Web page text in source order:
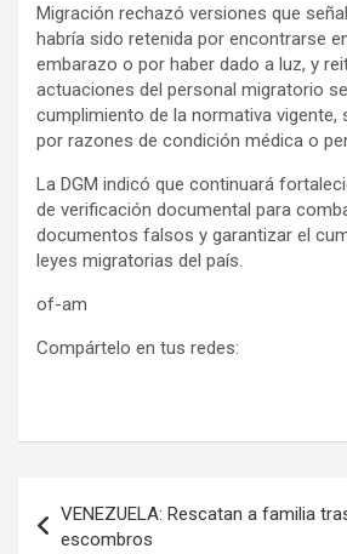
Migración rechazó versiones que
habría sido retenida por encontrarse
embarazo o por haber dado a luz, y
actuaciones del personal migratorio
cumplimiento de la normativa vigente,
por razones de condición médica o
La DGM indicó que continuará
de verificación documental para
documentos falsos y garantizar el
leyes migratorias del país.
of-am
Compártelo en tus redes:
de
VENEZUELA: Rescatan a familia
escombros